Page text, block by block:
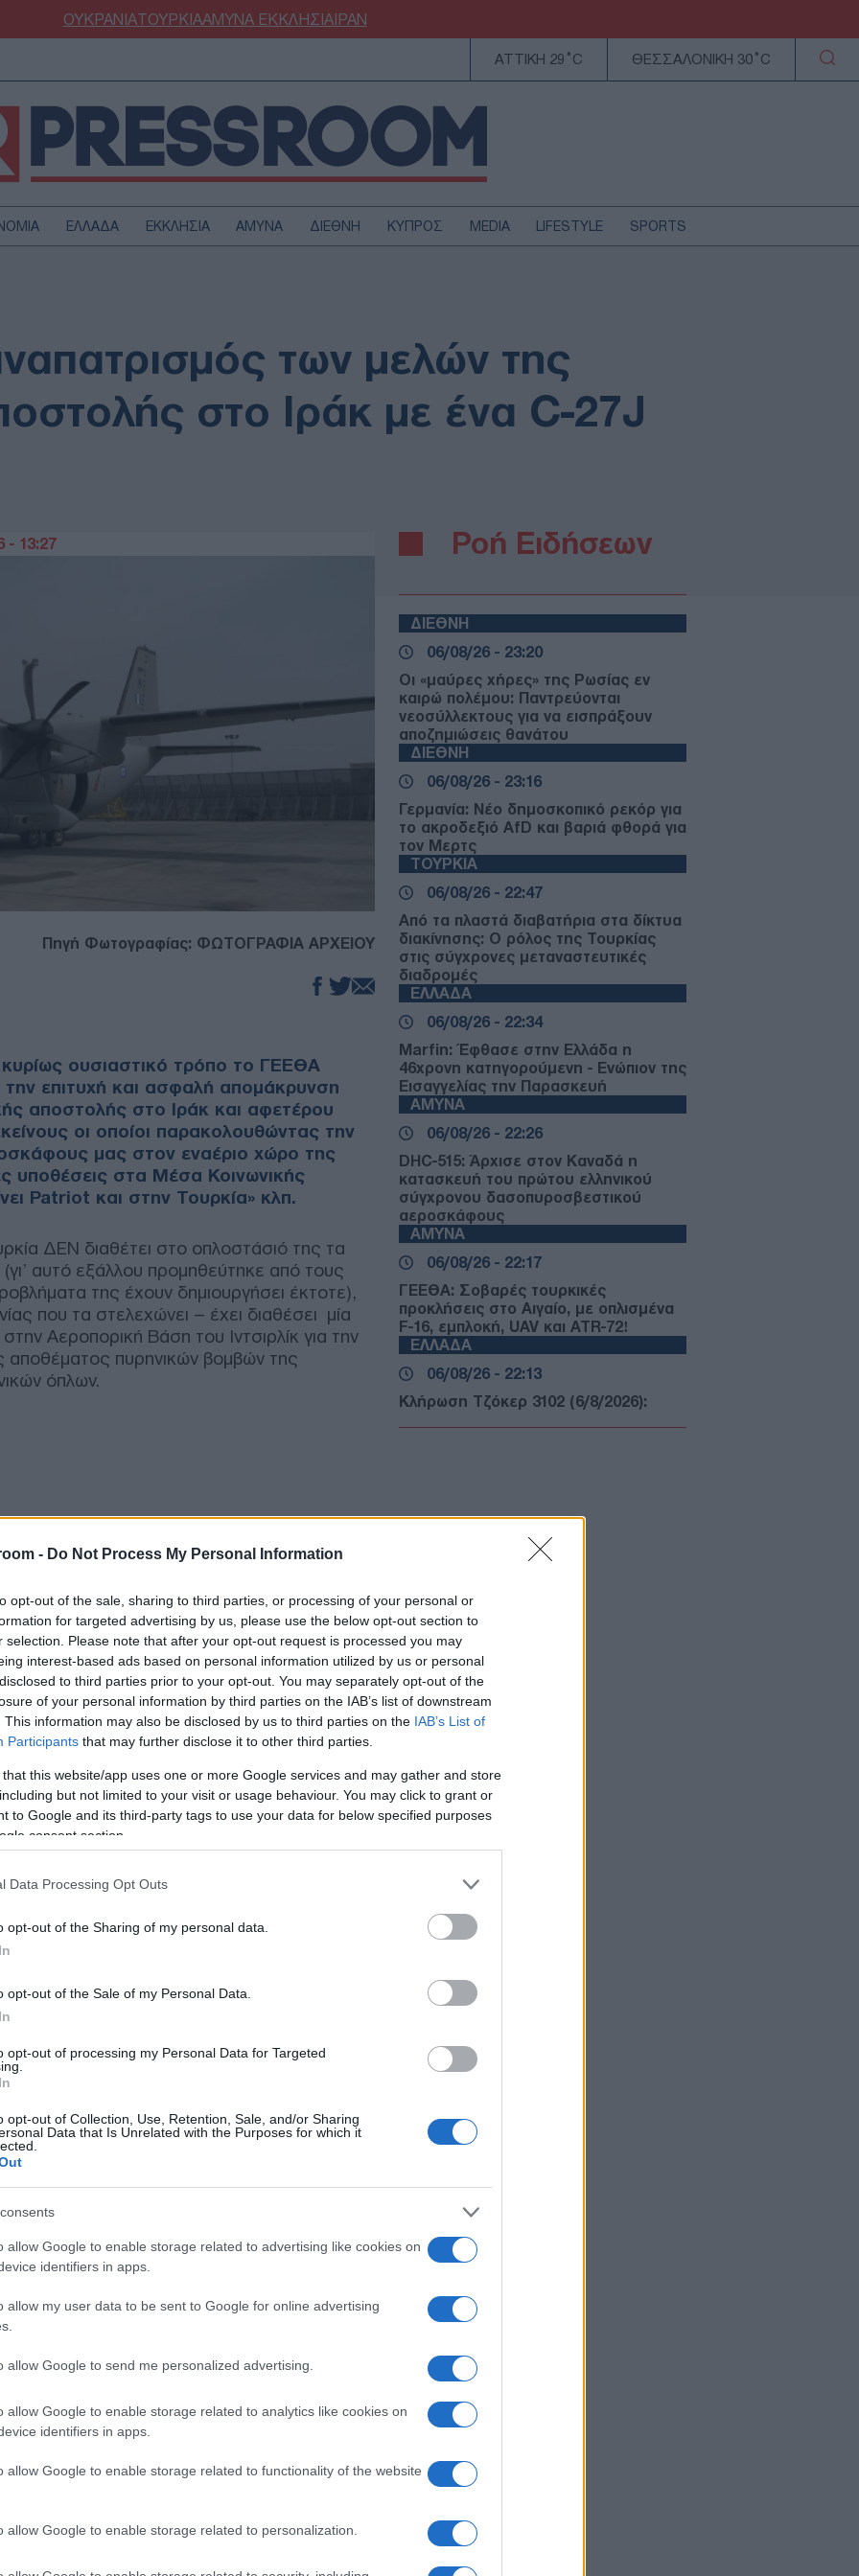
- Do Not Process My Personal Information
opt-out of the sale, sharing to third parties, or processing of your personal or
for targeted advertising by us, please use the below opt-out section to
selection. Please note that after your opt-out request is processed you may
interest-based ads based on personal information utilized by us or personal
to third parties prior to your opt-out. You may separately opt-out of the
of your personal information by third parties on the IAB’s list of downstream
This information may also be disclosed by us to third parties on the IAB’s List of
Participants that may further disclose it to other third parties.
that this website/app uses one or more Google services and may gather and store
but not limited to your visit or usage behaviour. You may click to grant or
to Google and its third-party tags to use your data for below specified purposes
consent section.
Data Processing Opt Outs
opt-out of the Sharing of my personal data.
opt-out of the Sale of my Personal Data.
opt-out of processing my Personal Data for Targeted
opt-out of Collection, Use, Retention, Sale, and/or Sharing
Data that Is Unrelated with the Purposes for which it
allow Google to enable storage related to advertising like cookies on
identifiers in apps.
allow my user data to be sent to Google for online advertising
allow Google to send me personalized advertising.
allow Google to enable storage related to analytics like cookies on
identifiers in apps.
allow Google to enable storage related to functionality of the website
allow Google to enable storage related to personalization.
ΟΥΚΡΑΝΙΑΤΟΥΡΚΙΑΑΜΥΝΑΕΚΚΛΗΣΙΑΙΡΑΝ
ΑΤΤΙΚΗ 29°C ΘΕΣΣΑΛΟΝΙΚΗ 30°C
ΕΛΛΑΔΑ ΕΚΚΛΗΣΙΑ ΑΜΥΝΑ ΔΙΕΘΝΗ ΚΥΠΡΟΣ MEDIA LIFESTYLE SPORTS
ΥΓΕΙΑ
ΤΕΧΝΟΛΟΓΙΑ
ΑΡΘΡΟΓΡΑΦΙΑ
των μελών της
στο Ιράκ με ένα C-27J
- 13:27
Πηγή Φωτογραφίας: ΦΩΤΟΓΡΑΦΙΑ ΑΡΧΕΙΟΥ
ουσιαστικό τρόπο το ΓΕΕΘΑ
επιτυχή και ασφαλή απομάκρυνση
αποστολής στο Ιράκ και αφετέρου
οι οποίοι παρακολουθώντας την
μας στον εναέριο χώρο της
υποθέσεις στα Μέσα Κοινωνικής
Patriot και στην Τουρκία» κλπ.
ΔΕΝ διαθέτει στο οπλοστάσιό της τα
αυτό εξάλλου προμηθεύτηκε από τους
της έχουν δημιουργήσει έκτοτε),
που τα στελεχώνει – έχει διαθέσει μία
Αεροπορική Βάση του Ιντσιρλίκ για την
αποθέματος πυρηνικών βομβών της
όπλων.
του ΓΕΕΘΑ: «Την Πέμπτη 19 Μαρτίου
ο επαναπατρισμός του ελληνικού
Mission Iraq (NMI) από το Ιράκ.
σε συνεργασία και συντονισμό με τη
επάνοδο των στελεχών στην Ελλάδα.
με τη συμμετοχή μεταγωγικoύ αεροσκάφους
ενώ οι ενέργειες κατά τη διεξαγωγή της
το Εθνικό Κέντρο Επιχειρήσεων
Spartan ήταν της ιστορικής 354 Μοίρας
η αποστολή ανακοινώθηκε από το ΓΕΕΘΑ
και την ασφαλή επιστροφή του
σε αυτό στη βάση του, χωρίς περαιτέρω
όχι όπως γινόταν στο (όχι τόσο μακρινό)
Ροή Ειδήσεων
ΔΙΕΘΝΗ
06/08/26 - 23:20
Οι «μαύρες χήρες» της Ρωσίας εν
καιρώ πολέμου: Παντρεύονται
νεοσύλλεκτους για να εισπράξουν
αποζημιώσεις θανάτου
ΔΙΕΘΝΗ
06/08/26 - 23:16
Γερμανία: Νέο δημοσκοπικό ρεκόρ για
το ακροδεξιό AfD και βαριά φθορά για
τον Μερτς
ΤΟΥΡΚΙΑ
06/08/26 - 22:47
Από τα πλαστά διαβατήρια στα δίκτυα
διακίνησης: Ο ρόλος της Τουρκίας
στις σύγχρονες μεταναστευτικές
διαδρομές
ΕΛΛΑΔΑ
06/08/26 - 22:34
Marfin: Έφθασε στην Ελλάδα η
46χρονη κατηγορούμενη - Ενώπιον της
Εισαγγελίας την Παρασκευή
ΑΜΥΝΑ
06/08/26 - 22:26
DHC-515: Άρχισε στον Καναδά η
κατασκευή του πρώτου ελληνικού
σύγχρονου δασοπυροσβεστικού
αεροσκάφους
ΑΜΥΝΑ
06/08/26 - 22:17
ΓΕΕΘΑ: Σοβαρές τουρκικές
προκλήσεις στο Αιγαίο, με οπλισμένα
F-16, εμπλοκή, UAV και ATR-72!
ΕΛΛΑΔΑ
06/08/26 - 22:13
Κλήρωση Τζόκερ 3102 (6/8/2026):
Fars: Το Ιρανικό κοινοβούλιο εξετάζει
αμερικανικών και ισραηλινών πλοίων
06/08/26 - 21:31
Πυρκαγιές: Ολοκληρώθηκαν 325
αυτοψίες σε πληγείσες περιοχές -
Ακατάλληλα κρίθηκαν 118 κτήρια
ΔΙΕΘΝΗ
06/08/26 - 21:07
από σύγκρουση τραμπ στο
Γκελζενκίρχεν - Σε σοβαρή
κατάσταση 3 εξ' αυτών
ΔΙΕΘΝΗ
06/08/26 - 20:50
Συρία: Νεκροί και τραυματίες από
Δαμασκό
ΔΙΕΘΝΗ
Washington Post: Ο Τραμπ θέλει τον
ΔΙΕΘΝΗ
06/08/26 - 20:17
42,2 βαθμούς Κελσίου
ΔΙΕΘΝΗ
Πείστε τον Τραμπ να σταματήσει τις
επιθέσεις, ειδάλλως θα υπάρξουν
αντίποινα
06/08/26 - 19:52
Ζελένσκι: Στην Σερβία το Σάββατο,
ρωσο-ουκρανικού πολέμου
ΕΛΛΑΔΑ
06/08/26 - 19:37
Marfin — Θα μεταφερθεί στη ΓΑΔΑ
06/08/26 - 19:22
Οι ΗΠΑ ανακάλεσαν τη βίζα της
πρέσβειρας της Βραζιλίας – Νέα